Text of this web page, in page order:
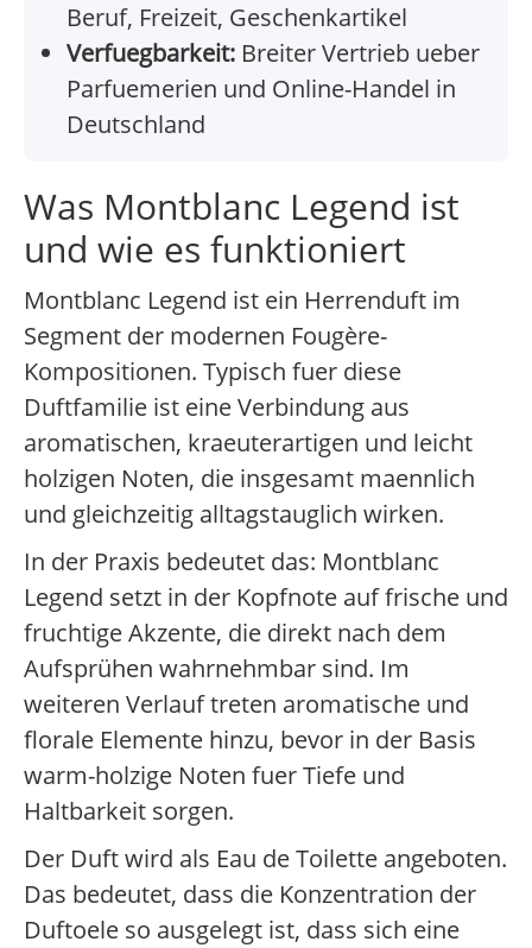
Beruf, Freizeit, Geschenkartikel
Verfuegbarkeit: Breiter Vertrieb ueber
Parfuemerien und Online-Handel in
Deutschland
Was Montblanc Legend ist
und wie es funktioniert
Montblanc Legend ist ein Herrenduft im
Segment der modernen Fougère-
Kompositionen. Typisch fuer diese
Duftfamilie ist eine Verbindung aus
aromatischen, kraeuterartigen und leicht
holzigen Noten, die insgesamt maennlich
und gleichzeitig alltagstauglich wirken.
In der Praxis bedeutet das: Montblanc
Legend setzt in der Kopfnote auf frische und
fruchtige Akzente, die direkt nach dem
Aufsprühen wahrnehmbar sind. Im
weiteren Verlauf treten aromatische und
florale Elemente hinzu, bevor in der Basis
warm-holzige Noten fuer Tiefe und
Haltbarkeit sorgen.
Der Duft wird als Eau de Toilette angeboten.
Das bedeutet, dass die Konzentration der
Duftoele so ausgelegt ist, dass sich eine